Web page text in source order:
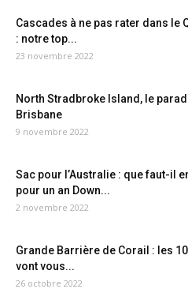
Cascades à ne pas rater dans le
: notre top...
23 novembre 2022
North Stradbroke Island, le
Brisbane
9 novembre 2022
Sac pour l’Australie : que faut-il
pour un an Down...
2 novembre 2022
Grande Barrière de Corail : les
vont vous...
26 octobre 2022